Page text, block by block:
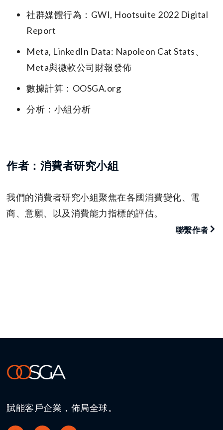
社群媒體行為：GWI, Hootsuite 2022 Digital
Report
Meta, LinkedIn Data: Napoleon Cat Stats、
Meta與微軟公司財報發佈
數據計算：OOSGA.org
分析：小組分析
作者：消費者研究小組
我們的消費者研究小組聚焦在各國消費變化、電
商、意願、以及消費能力指標的評估。
聯繫作者
賦能客戶企業，佈局全球。